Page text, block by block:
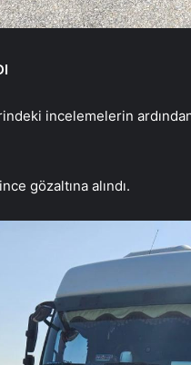
incelemelerin
gözaltına alındı.